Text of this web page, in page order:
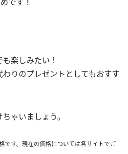
楽しみたい！
りのプレゼントとしてもおすす
ゃいましょう。
です。現在の価格については各サイトでご